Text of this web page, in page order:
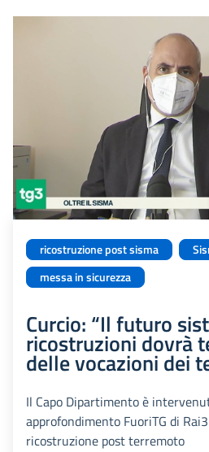
ricostruzione post sisma
messa in sicurezza
Curcio: “Il futuro
ricostruzioni dovrà
delle vocazioni dei
Il Capo Dipartimento è
approfondimento FuoriTG di
ricostruzione post terremoto